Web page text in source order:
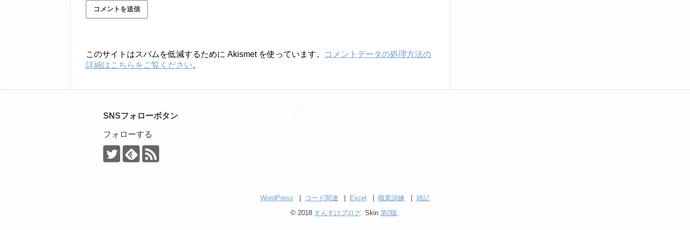
このサイトはスパムを低減するために Akismet を使っています。
コメントデータの処理方法の
詳細はこちらをご覧ください。
SNSフォローボタン
フォローする
WordPress コード関連 Excel 職業訓練
雑記
© 2018 すんすけブログ. Skin 第0版.